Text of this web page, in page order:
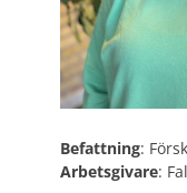
Befattning:
Arbetsgivare: